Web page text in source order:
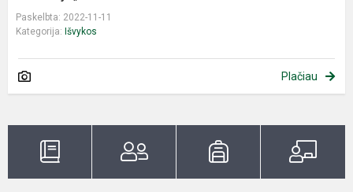
Paskelbta: 2022-11-11
Kategorija: Išvykos
Plačiau